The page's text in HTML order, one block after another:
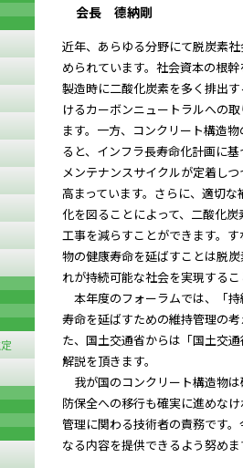
会長 德納剛
近年、あらゆる分野にて脱炭素
められています。社会資本の根
製造時に二酸化炭素を多く排出
けるカーボンニュートラルへの
ます。一方、コンクリート構造
ると、インフラ長寿命化計画に
メンテナンスサイクルが定着し
高まっています。さらに、適切
化を図ることによって、二酸化
工事を減らすことができます。
物の健康寿命を延ばすことは脱
れが持続可能な社会を実現するこ
本年度のフォーラムでは、「
寿命を延ばすための維持管理の
た、国土交通省からは「国土交
解説を頂きます。
我が国のコンクリート構造物
防保全への移行も確実に進めな
管理に関わる技術者の責務です
なる内容を提供できるよう努めま